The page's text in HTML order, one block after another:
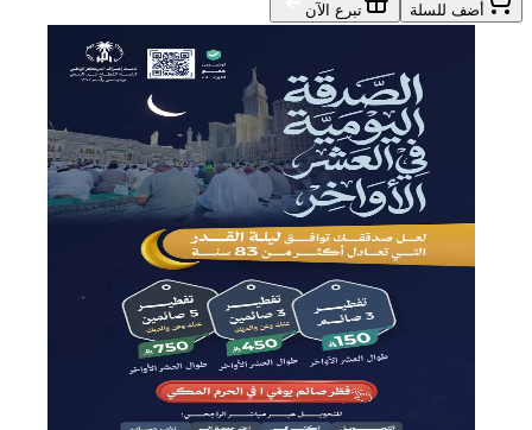
أضف للسلة تبرع الآن